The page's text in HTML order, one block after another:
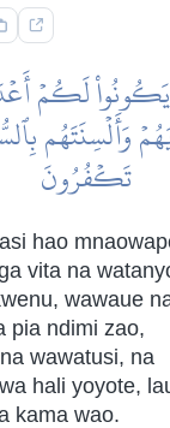
لَكُمۡ
وَأَلۡسِنَتَهُم
تَكۡفُرُونَ
hao
vita na
wawaue
pia ndimi zao,
wawatusi, na
hali yoyote,
kama wao.